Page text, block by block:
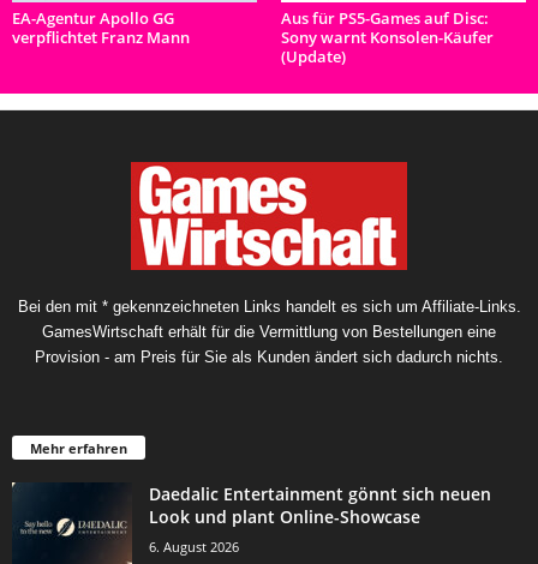
EA-Agentur Apollo GG
verpflichtet Franz Mann
Aus für PS5-Games auf Disc:
Sony warnt Konsolen-Käufer
(Update)
Bei den mit * gekennzeichneten Links handelt es sich um Affiliate-Links.
GamesWirtschaft erhält für die Vermittlung von Bestellungen eine
Provision - am Preis für Sie als Kunden ändert sich dadurch nichts.
Mehr erfahren
Daedalic Entertainment gönnt sich neuen
Look und plant Online-Showcase
6. August 2026